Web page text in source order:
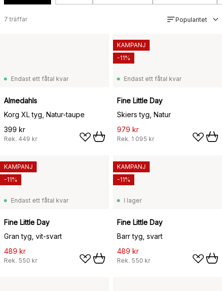
7 träffar Popularitet
Endast ett fåtal kvar
Almedahls
Korg XL tyg, Natur-taupe
399 kr
Rek. 449 kr
Endast ett fåtal kvar
Fine Little Day
Skiers tyg, Natur
979 kr
Rek. 1 095 kr
KAMPANJ
-11%
Endast ett fåtal kvar
Fine Little Day
Gran tyg, vit-svart
489 kr
Rek. 550 kr
KAMPANJ
-11%
I lager
Fine Little Day
Barr tyg, svart
489 kr
Rek. 550 kr
KAMPANJ
-11%